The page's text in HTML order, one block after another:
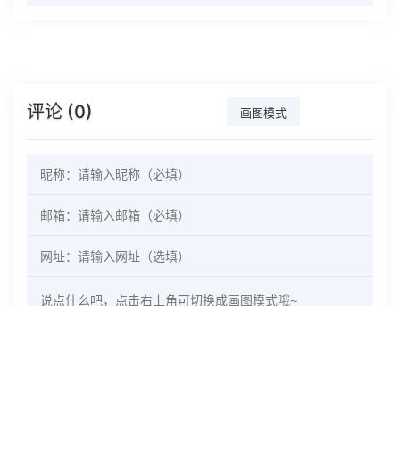
评论 (0) 画图模式